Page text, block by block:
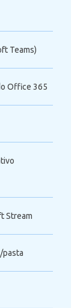
Teams)
Office 365
Stream
pasta